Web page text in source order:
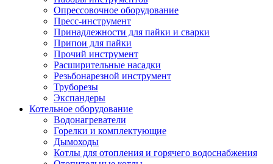
Опрессовочное оборудование
Пресс-инструмент
Принадлежности для пайки и сварки
Припои для пайки
Прочий инструмент
Расширительные насадки
Резьбонарезной инструмент
Труборезы
Экспандеры
Котельное оборудование
Водонагреватели
Горелки и комплектующие
Дымоходы
Котлы для отопления и горячего водоснабжения